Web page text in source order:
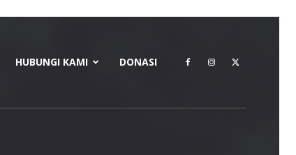
HUBUNGI KAMI DONASI